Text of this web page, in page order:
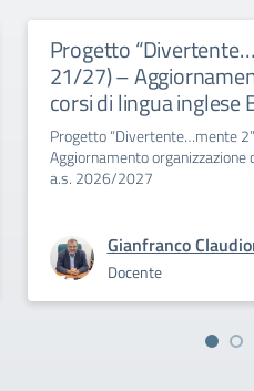
Progetto
21/27) –
corsi di lingua inglese
Progetto “Divertente…mente
Aggiornamento organizzazione
a.s. 2026/2027
Gianfranco
Docente